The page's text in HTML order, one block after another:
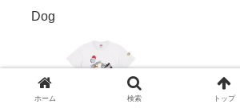
Dog
ホーム 検索 トップ